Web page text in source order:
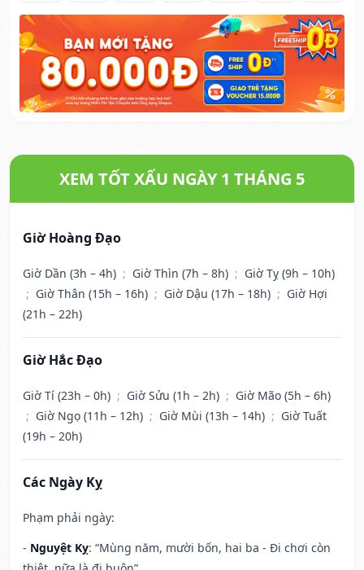
XEM TỐT XẤU NGÀY 1 THÁNG 5
Giờ Hoàng Đạo
Giờ Dần (3h – 4h) ; Giờ Thìn (7h – 8h) ; Giờ Tỵ (9h – 10h)
; Giờ Thân (15h – 16h) ; Giờ Dậu (17h – 18h) ; Giờ Hợi
(21h – 22h)
Giờ Hắc Đạo
Giờ Tí (23h – 0h) ; Giờ Sửu (1h – 2h) ; Giờ Mão (5h – 6h)
; Giờ Ngọ (11h – 12h) ; Giờ Mùi (13h – 14h) ; Giờ Tuất
(19h – 20h)
Các Ngày Kỵ
Phạm phải ngày:
- Nguyệt Kỵ: “Mùng năm, mười bốn, hai ba - Đi chơi còn